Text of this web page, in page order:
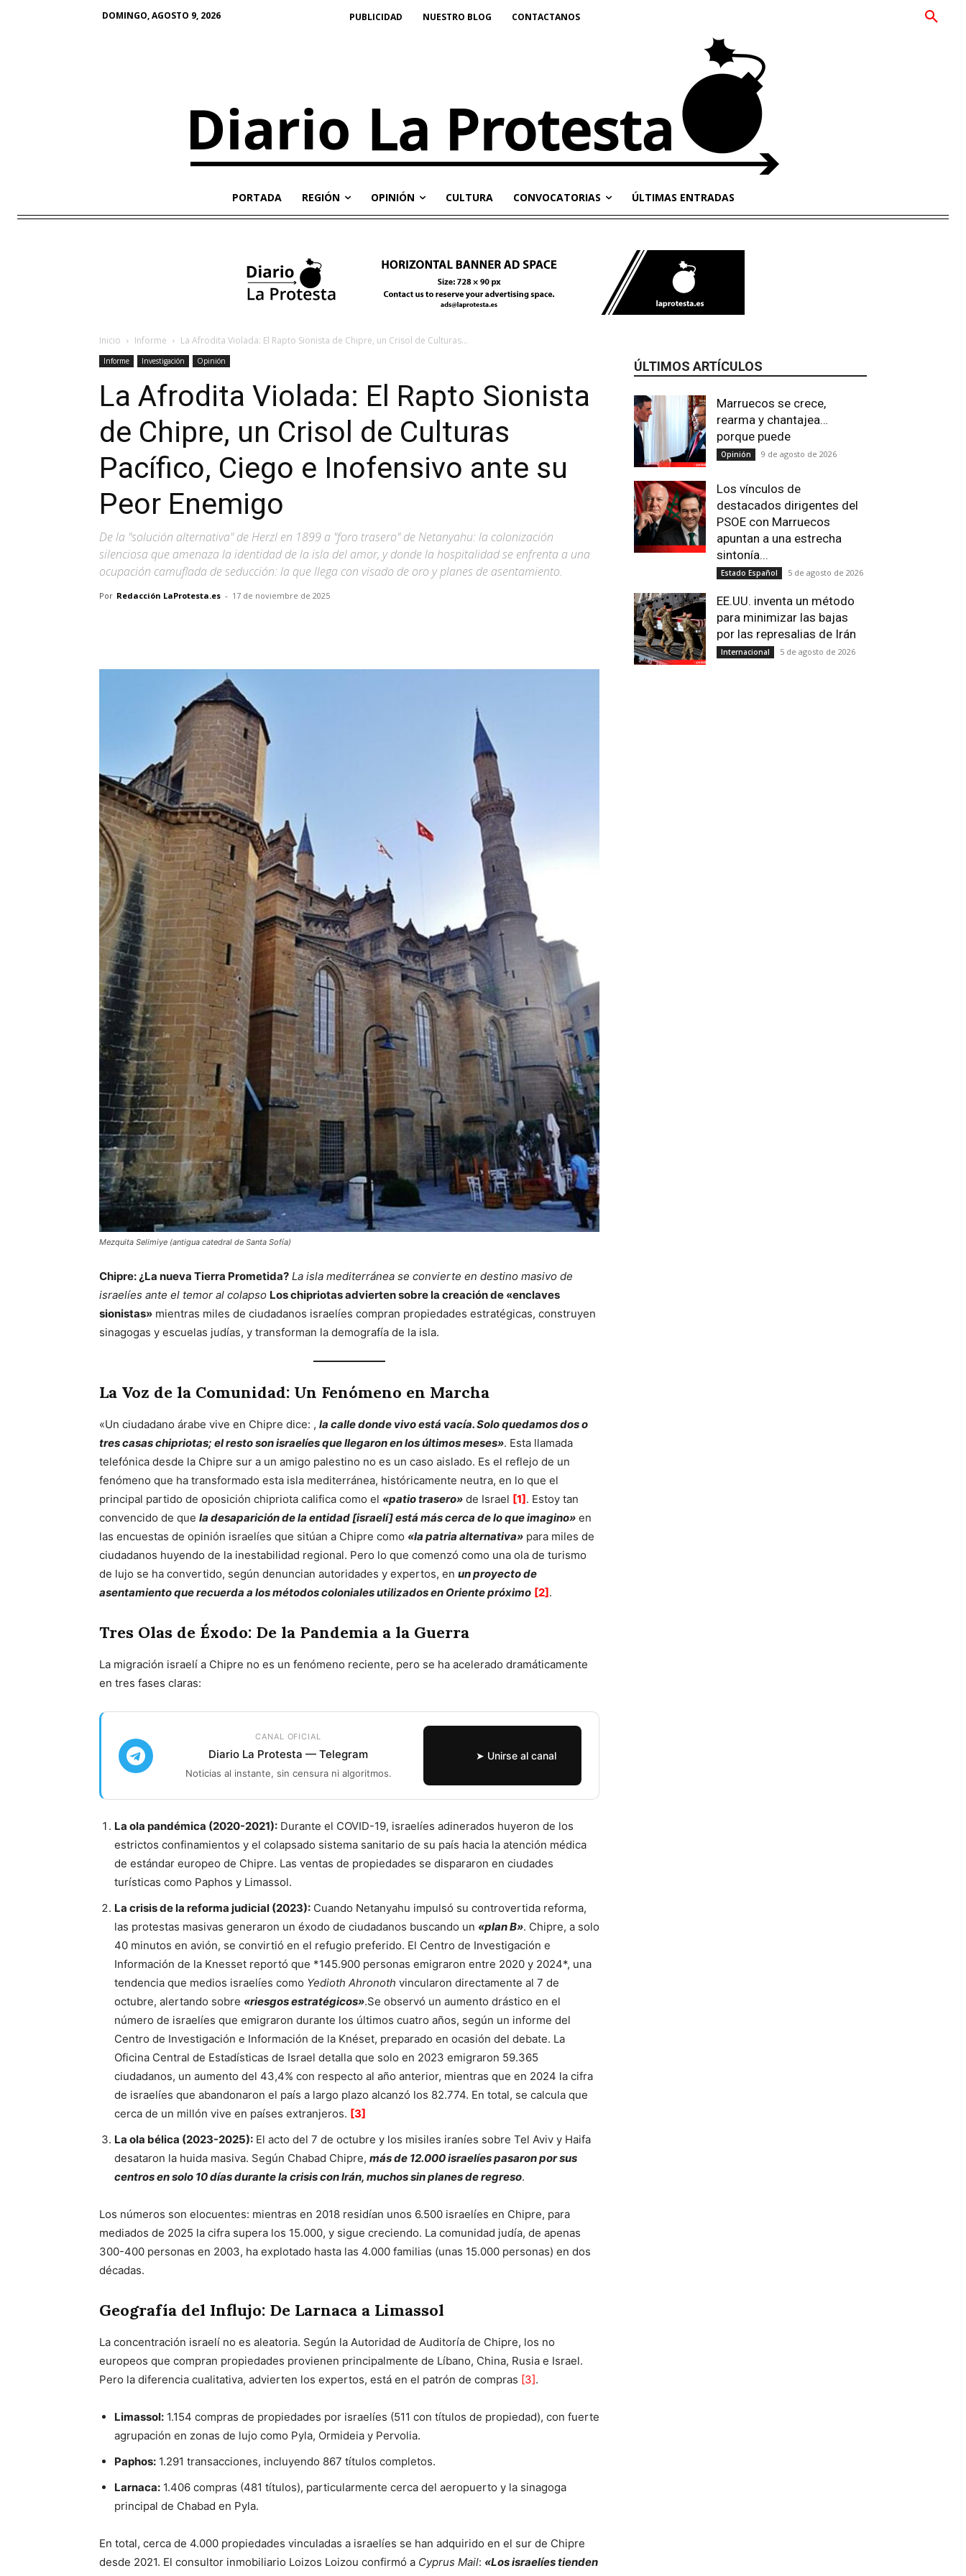
DOMINGO, AGOSTO 9, 2026 PUBLICIDAD NUESTRO BLOG CONTACTANOS
PORTADA REGIÓN OPINIÓN CULTURA CONVOCATORIAS ÚLTIMAS ENTRADAS
Inicio Informe La Afrodita Violada: El Rapto Sionista de Chipre, un Crisol de Culturas...
Informe Investigación Opinión
La Afrodita Violada: El Rapto Sionista
de Chipre, un Crisol de Culturas
Pacífico, Ciego e Inofensivo ante su
Peor Enemigo
De la "solución alternativa" de Herzl en 1899 a "foro trasero" de Netanyahu: la colonización
silenciosa que amenaza la identidad de la isla del amor, y donde la hospitalidad se enfrenta a una
ocupación camuflada de seducción: la que llega con visado de oro y planes de asentamiento.
Por Redacción LaProtesta.es - 17 de noviembre de 2025
Email Impresión Telegram
Mezquita Selimiye (antigua catedral de Santa Sofía)
Chipre: ¿La nueva Tierra Prometida? La isla mediterránea se convierte en destino masivo de
israelíes ante el temor al colapso Los chipriotas advierten sobre la creación de «enclaves
sionistas» mientras miles de ciudadanos israelíes compran propiedades estratégicas, construyen
sinagogas y escuelas judías, y transforman la demografía de la isla.
La Voz de la Comunidad: Un Fenómeno en Marcha
«Un ciudadano árabe vive en Chipre dice: , la calle donde vivo está vacía. Solo quedamos dos o
tres casas chipriotas; el resto son israelíes que llegaron en los últimos meses». Esta llamada
telefónica desde la Chipre sur a un amigo palestino no es un caso aislado. Es el reflejo de un
fenómeno que ha transformado esta isla mediterránea, históricamente neutra, en lo que el
principal partido de oposición chipriota califica como el «patio trasero» de Israel [1]. Estoy tan
convencido de que la desaparición de la entidad [israelí] está más cerca de lo que imagino» en
las encuestas de opinión israelíes que sitúan a Chipre como «la patria alternativa» para miles de
ciudadanos huyendo de la inestabilidad regional. Pero lo que comenzó como una ola de turismo
de lujo se ha convertido, según denuncian autoridades y expertos, en un proyecto de
asentamiento que recuerda a los métodos coloniales utilizados en Oriente próximo [2].
Tres Olas de Éxodo: De la Pandemia a la Guerra
La migración israelí a Chipre no es un fenómeno reciente, pero se ha acelerado dramáticamente
en tres fases claras:
CANAL OFICIAL
Diario La Protesta — Telegram
Noticias al instante, sin censura ni algoritmos.
➤ Unirse al canal
La ola pandémica (2020-2021): Durante el COVID-19, israelíes adinerados huyeron de los
estrictos confinamientos y el colapsado sistema sanitario de su país hacia la atención médica
de estándar europeo de Chipre. Las ventas de propiedades se dispararon en ciudades
turísticas como Paphos y Limassol.
La crisis de la reforma judicial (2023): Cuando Netanyahu impulsó su controvertida reforma,
las protestas masivas generaron un éxodo de ciudadanos buscando un «plan B». Chipre, a solo
40 minutos en avión, se convirtió en el refugio preferido. El Centro de Investigación e
Información de la Knesset reportó que *145.900 personas emigraron entre 2020 y 2024*, una
tendencia que medios israelíes como Yedioth Ahronoth vincularon directamente al 7 de
octubre, alertando sobre «riesgos estratégicos».Se observó un aumento drástico en el
número de israelíes que emigraron durante los últimos cuatro años, según un informe del
Centro de Investigación e Información de la Knéset, preparado en ocasión del debate. La
Oficina Central de Estadísticas de Israel detalla que solo en 2023 emigraron 59.365
ciudadanos, un aumento del 43,4% con respecto al año anterior, mientras que en 2024 la cifra
de israelíes que abandonaron el país a largo plazo alcanzó los 82.774. En total, se calcula que
cerca de un millón vive en países extranjeros. [3]
La ola bélica (2023-2025): El acto del 7 de octubre y los misiles iraníes sobre Tel Aviv y Haifa
desataron la huida masiva. Según Chabad Chipre, más de 12.000 israelíes pasaron por sus
centros en solo 10 días durante la crisis con Irán, muchos sin planes de regreso.
Los números son elocuentes: mientras en 2018 residían unos 6.500 israelíes en Chipre, para
mediados de 2025 la cifra supera los 15.000, y sigue creciendo. La comunidad judía, de apenas
300-400 personas en 2003, ha explotado hasta las 4.000 familias (unas 15.000 personas) en dos
décadas.
Geografía del Influjo: De Larnaca a Limassol
La concentración israelí no es aleatoria. Según la Autoridad de Auditoría de Chipre, los no
europeos que compran propiedades provienen principalmente de Líbano, China, Rusia e Israel.
Pero la diferencia cualitativa, advierten los expertos, está en el patrón de compras [3].
Limassol: 1.154 compras de propiedades por israelíes (511 con títulos de propiedad), con fuerte
agrupación en zonas de lujo como Pyla, Ormideia y Pervolia.
Paphos: 1.291 transacciones, incluyendo 867 títulos completos.
Larnaca: 1.406 compras (481 títulos), particularmente cerca del aeropuerto y la sinagoga
principal de Chabad en Pyla.
En total, cerca de 4.000 propiedades vinculadas a israelíes se han adquirido en el sur de Chipre
desde 2021. El consultor inmobiliario Loizos Loizou confirmó a Cyprus Mail: «Los israelíes tienden
ÚLTIMOS ARTÍCULOS
Marruecos se crece,
rearma y chantajea…
porque puede
Opinión 9 de agosto de 2026
Los vínculos de
destacados dirigentes del
PSOE con Marruecos
apuntan a una estrecha
sintonía...
Estado Español 5 de agosto de 2026
EE.UU. inventa un método
para minimizar las bajas
por las represalias de Irán
Internacional 5 de agosto de 2026